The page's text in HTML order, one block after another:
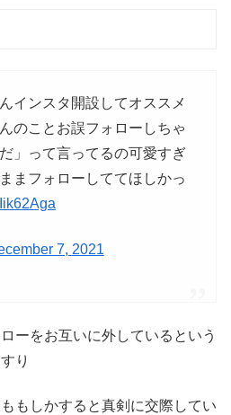
インスタ開設してオススメ
のことお誤フォローしちゃ
」って言ってるの可愛すぎ
まフォローしててほしかっ
7, 2021
ーをお互いに外しているという
り
もしかすると真剣に交際してい